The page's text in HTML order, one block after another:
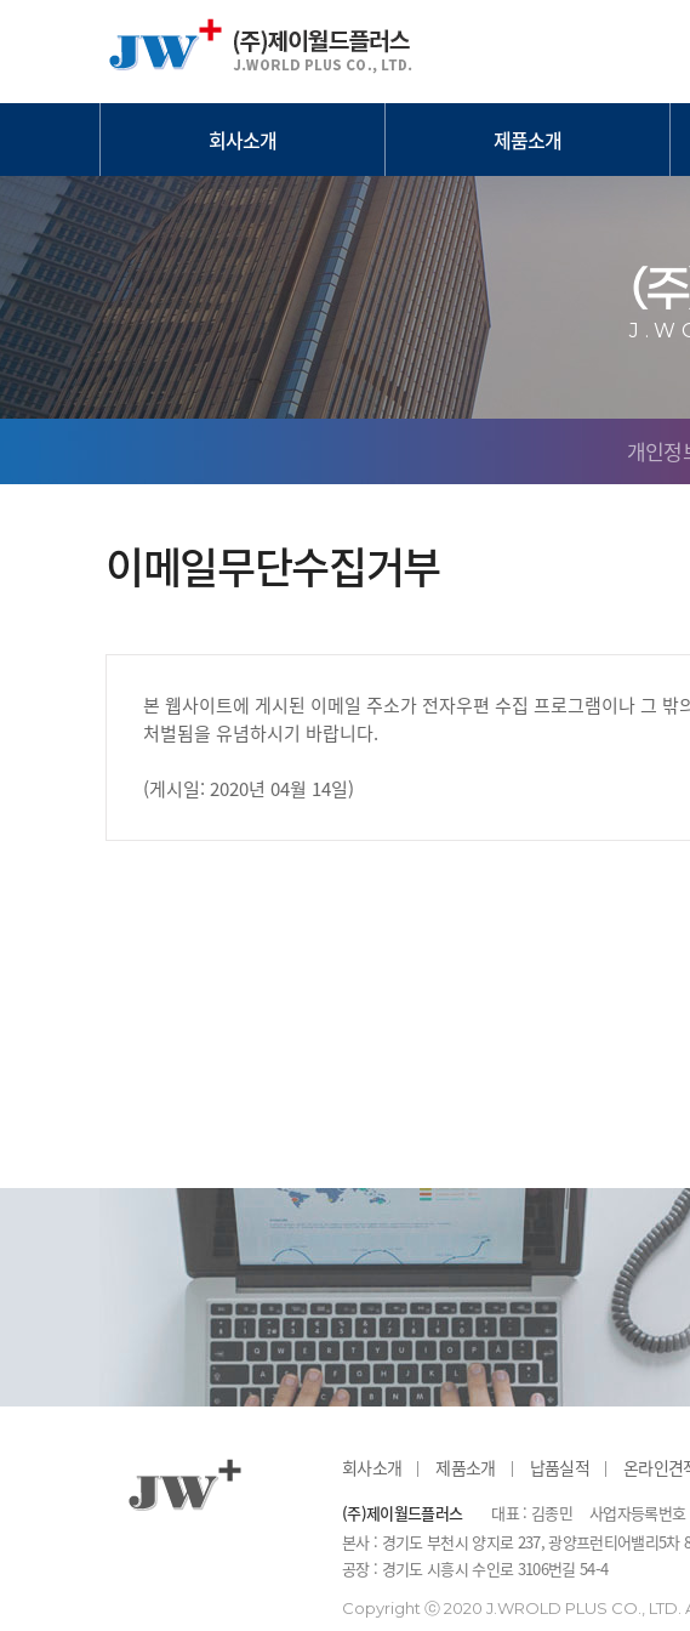
회사소개
인사말
인증현황
오시는길
제품소개
KS난연 콘돌이다막아
단열재 고정제품
타설 재단 롤비닐
지수판/레벨봉
응력분산곡면판/원터치커플러
선타설화스너
인슈레이션 화스너
(
개인정
이메일무단수집거부
본 웹사이트에 게시된 이메일 주소가 전자우편 수집 프로그램이나 그
처벌됨을 유념하시기 바랍니다.
(게시일: 2020년 04월 14일)
회사소개 제품소개 납품실적 온라인견
(주)제이월드플러스 대표 : 김종민
사업자등록번
본사 : 경기도 부천시 양지로 237, 광양프런티어밸리5차
공장 : 경기도 시흥시 수인로 3106번길 54-4
Copyright ⓒ 2020 J.WROLD PLUS CO., LTD.